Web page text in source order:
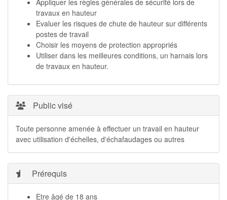
Appliquer les règles générales de sécurité lors de
travaux en hauteur
Evaluer les risques de chute de hauteur sur différents
postes de travail
Choisir les moyens de protection appropriés
Utiliser dans les meilleures conditions, un harnais lors
de travaux en hauteur.
Public visé
Toute personne amenée à effectuer un travail en hauteur
avec utilisation d'échelles, d'échafaudages ou autres
Prérequis
Etre âgé de 18 ans